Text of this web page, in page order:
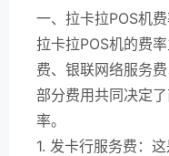
一、拉卡拉POS机
拉卡拉POS机的费
费、银联网络服务
部分费用共同决定
率。
1. 发卡行服务费：